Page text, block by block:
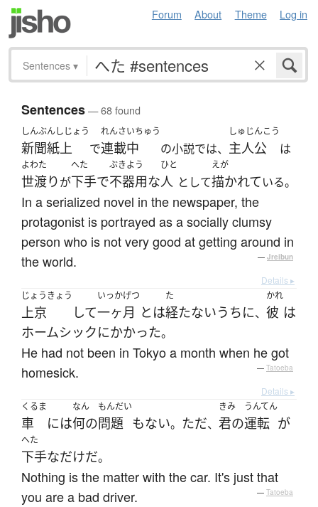
Forum About Theme Log in
Sentences ▾
Sentences— 68 found
しんぶんしじょう
新聞紙上 で
れんさいちゅう
連載中 の小説では、
しゅじんこう
主人公 は
よわた
世渡りが
へた
下手で
ぶきよう
不器用な
ひと
人 として
えが
描かれている。
In a serialized novel in the newspaper, the
protagonist is portrayed as a socially clumsy
person who is not very good at getting around in
the world.
— Jreibun
Details ▸
じょうきょう
上京 して
いっかげつ
一ヶ月 とは
た
経たないうちに、
かれ
彼 は
ホームシックにかかった。
He had not been in Tokyo a month when he got
homesick.
— Tatoeba
Details ▸
くるま
車 には
なん
何の
もんだい
問題 もない。 ただ、
きみ
君の
うんてん
運転 が
へた
下手なだけだ。
Nothing is the matter with the car. It's just that
you are a bad driver.
— Tatoeba